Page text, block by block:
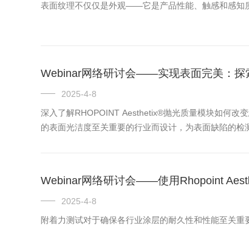
表面纹理不仅仅是外观——它是产品性能、触感和感知
Webinar网络研讨会——实现表面完美：探
2025-4-8
深入了解RHOPOINT Aesthetix®抛光质量模块如何改
的表面光洁度至关重要的行业而设计，为表面缺陷的检
Webinar网络研讨会——使用Rhopoint
2025-4-8
附着力测试对于确保各行业涂层的耐久性和性能至关